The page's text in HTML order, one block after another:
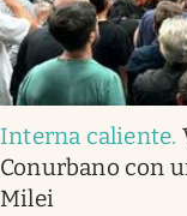
Interna caliente.
Conurbano con
Milei